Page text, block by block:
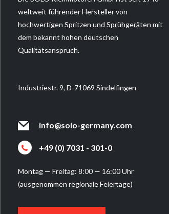
weltweit führender Hersteller von
hochwertigen Spritzen und Sprühgeräten mit
dem bekannt hohen deutschen
Qualitätsanspruch.
Industriestr. 9, D-71069 Sindelfingen
info@solo-germany.com
+49 (0) 7031 - 301-0
Montag — Freitag: 8:00 — 16:00 Uhr
(ausgenommen regionale Feiertage)